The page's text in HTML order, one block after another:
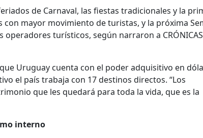
de Carnaval, las fiestas tradicionales y la
con mayor movimiento de turistas, y la próxima
turísticos, según narraron a
Uruguay cuenta con el poder adquisitivo en
el país trabaja con 17 destinos directos. “Los
que les quedará para toda la vida, que es la
interno